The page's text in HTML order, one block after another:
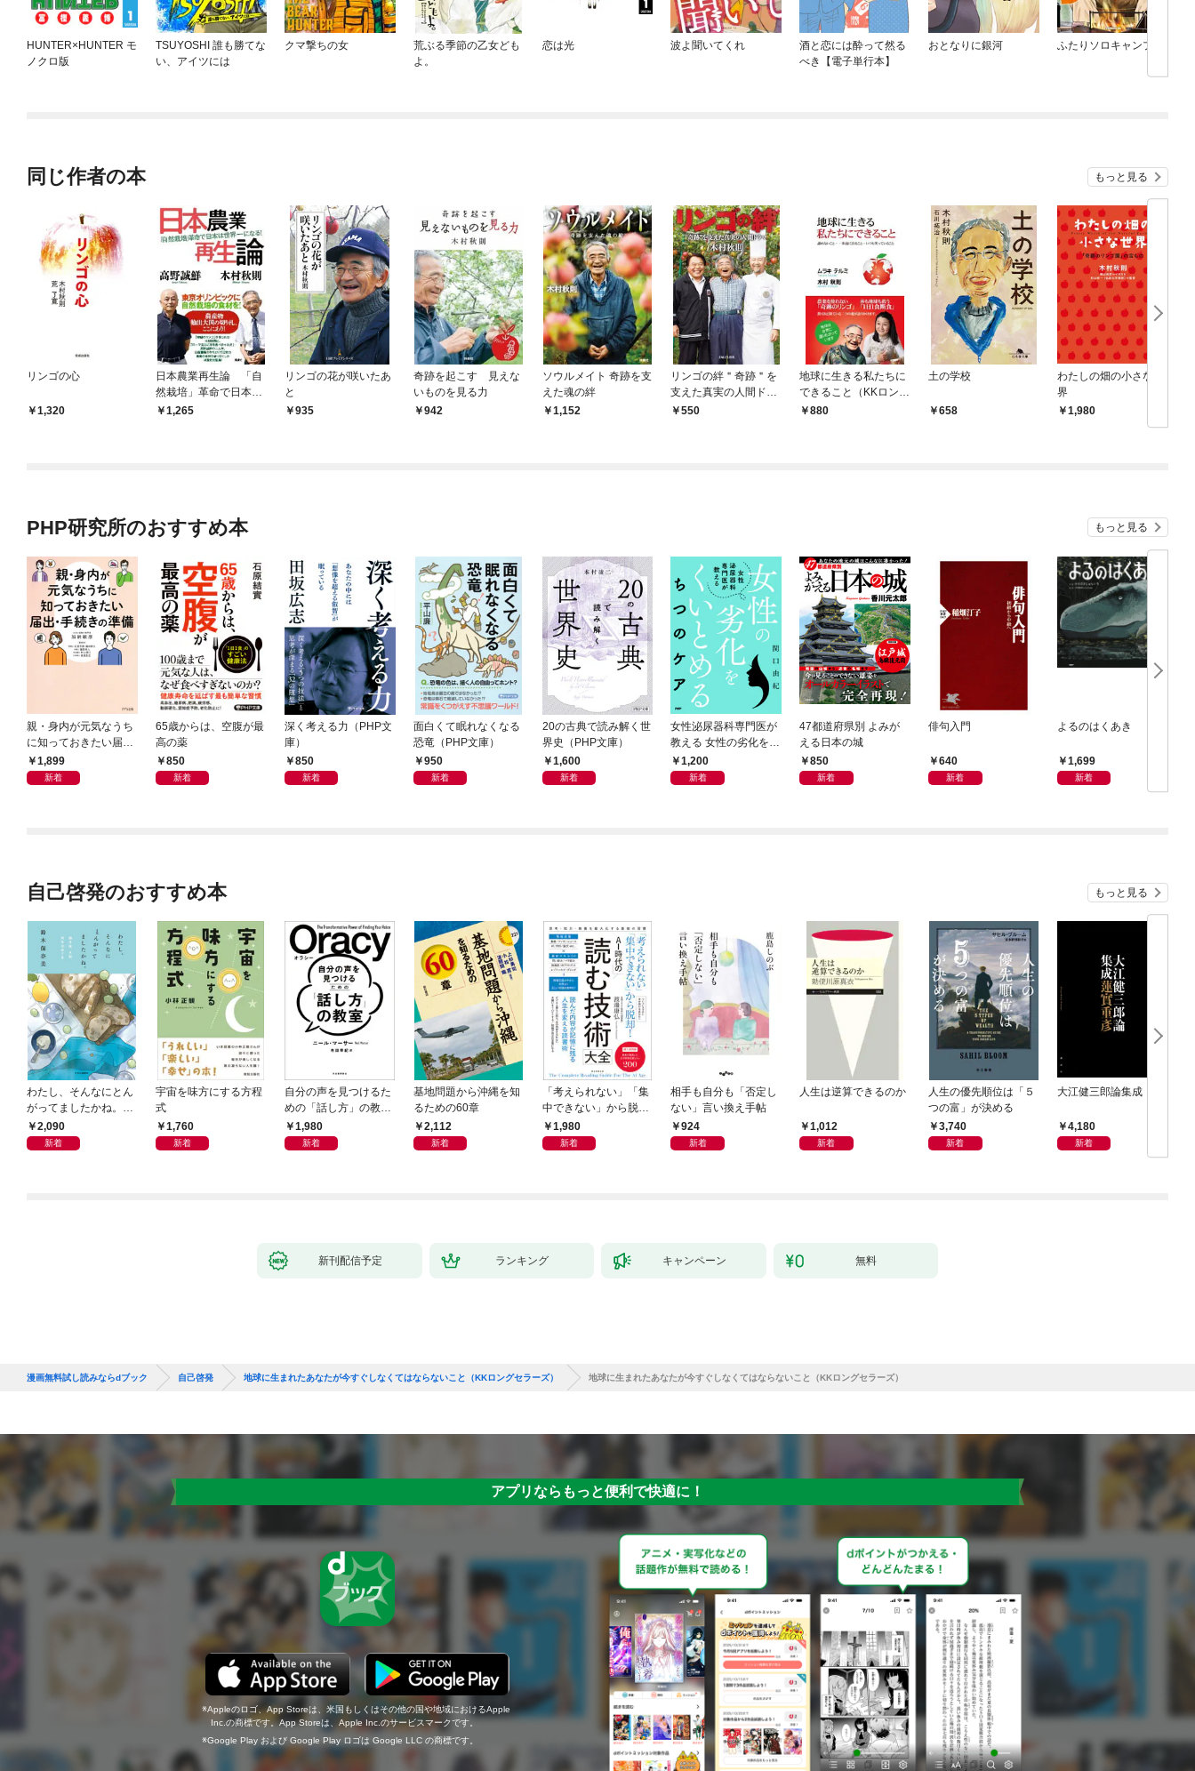
HUNTER×HUNTER モ
ノクロ版
TSUYOSHI 誰も勝てな
い、アイツには
クマ撃ちの女
荒ぶる季節の乙女ども
よ。
恋は光 波よ聞いてくれ
酒と恋には酔って然る
べき【電子単行本】
おとなりに銀河 ふたりソロキャンプ
同じ作者の本 もっと見る
リンゴの心
1,320
日本農業再生論 「自
然栽培」革命で日本は
世界一になる！
1,265
リンゴの花が咲いたあ
と
935
奇跡を起こす 見えな
いものを見る力
942
ソウルメイト 奇跡を支
えた魂の絆
1,152
リンゴの絆＂奇跡＂を
支えた真実の人間ドラ
マ550
地球に生きる私たちに
できること（KKロング
セラーズ）
880
土の学校
658
わたしの畑の小さな世
界
1,980
PHP研究所のおすすめ本 もっと見る
親・身内が元気なうち
に知っておきたい届
出・手続きの準備（き
ずな出版）
1,899
新着
65歳からは、空腹が最
高の薬
850
新着
深く考える力（PHP文
庫）
850
新着
面白くて眠れなくなる
恐竜（PHP文庫）
950
新着
20の古典で読み解く世
界史（PHP文庫）
1,600
新着
女性泌尿器科専門医が
教える 女性の劣化をく
いとめる ちつのケア
1,200
新着
47都道府県別 よみが
える日本の城
850
新着
俳句入門
640
新着
よるのはくあき
1,699
新着
自己啓発のおすすめ本 もっと見る
わたし、そんなにとん
がってましたかね。
獅子座、Ａ型、丙午は
めぐる
2,090
新着
宇宙を味方にする方程
式
1,760
新着
自分の声を見つけるた
めの「話し方」の教
室 Ｏｒａｃｙ（オラ
シー）
1,980
新着
基地問題から沖縄を知
るための60章
2,112
新着
「考えられない」「集
中できない」から脱
却！ AI時代の読む技
術大全
1,980
新着
相手も自分も「否定し
ない」言い換え手帖
924
新着
人生は逆算できるのか
1,012
新着
人生の優先順位は「５
つの富」が決める
3,740
新着
大江健三郎論集成
4,180
新着
新刊配信予定 ランキング キャンペーン 無料
漫画無料試し読みならdブック 自己啓発 地球に生まれたあなたが今すぐしなくてはならないこと（KKロングセラーズ） 地球に生まれたあなたが今すぐしなくてはならないこと（KKロングセラーズ）
アプリならもっと便利で快適に！
Appleのロゴ、App Storeは、米国もしくはその他の国や地域におけるApple
Inc.の商標です。App Storeは、Apple Inc.のサービスマークです。
Google Play および Google Play ロゴは Google LLC の商標です。